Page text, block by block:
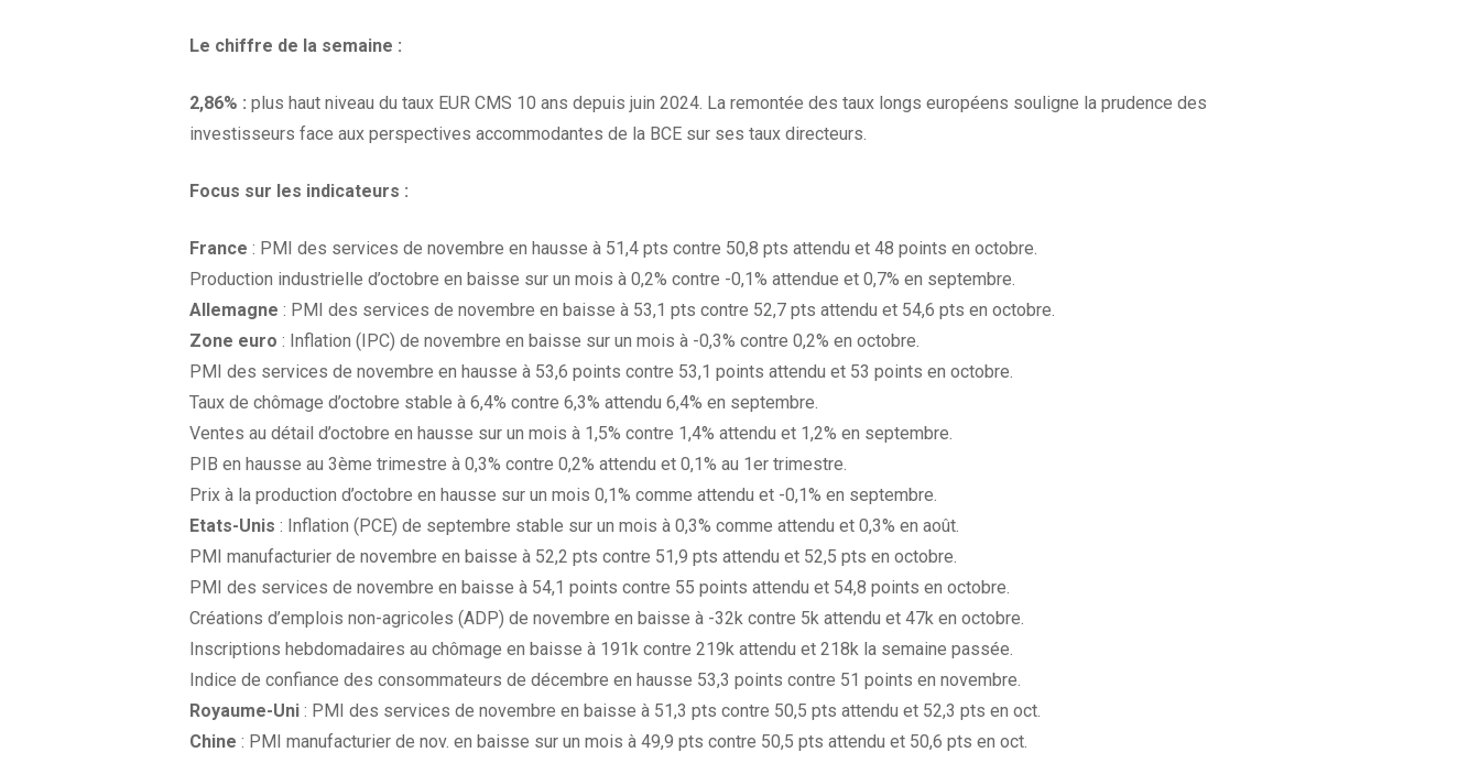
Le chiffre de la semaine :
2,86% : plus haut niveau du taux EUR CMS 10 ans depuis juin 2024. La remontée des taux longs européens souligne la prudence des
investisseurs face aux perspectives accommodantes de la BCE sur ses taux directeurs.
Focus sur les indicateurs :
France : PMI des services de novembre en hausse à 51,4 pts contre 50,8 pts attendu et 48 points en octobre.
Production industrielle d’octobre en baisse sur un mois à 0,2% contre -0,1% attendue et 0,7% en septembre.
Allemagne : PMI des services de novembre en baisse à 53,1 pts contre 52,7 pts attendu et 54,6 pts en octobre.
Zone euro : Inflation (IPC) de novembre en baisse sur un mois à -0,3% contre 0,2% en octobre.
PMI des services de novembre en hausse à 53,6 points contre 53,1 points attendu et 53 points en octobre.
Taux de chômage d’octobre stable à 6,4% contre 6,3% attendu 6,4% en septembre.
Ventes au détail d’octobre en hausse sur un mois à 1,5% contre 1,4% attendu et 1,2% en septembre.
PIB en hausse au 3ème trimestre à 0,3% contre 0,2% attendu et 0,1% au 1er trimestre.
Prix à la production d’octobre en hausse sur un mois 0,1% comme attendu et -0,1% en septembre.
Etats-Unis : Inflation (PCE) de septembre stable sur un mois à 0,3% comme attendu et 0,3% en août.
PMI manufacturier de novembre en baisse à 52,2 pts contre 51,9 pts attendu et 52,5 pts en octobre.
PMI des services de novembre en baisse à 54,1 points contre 55 points attendu et 54,8 points en octobre.
Créations d’emplois non-agricoles (ADP) de novembre en baisse à -32k contre 5k attendu et 47k en octobre.
Inscriptions hebdomadaires au chômage en baisse à 191k contre 219k attendu et 218k la semaine passée.
Indice de confiance des consommateurs de décembre en hausse 53,3 points contre 51 points en novembre.
Royaume-Uni : PMI des services de novembre en baisse à 51,3 pts contre 50,5 pts attendu et 52,3 pts en oct.
Chine : PMI manufacturier de nov. en baisse sur un mois à 49,9 pts contre 50,5 pts attendu et 50,6 pts en oct.